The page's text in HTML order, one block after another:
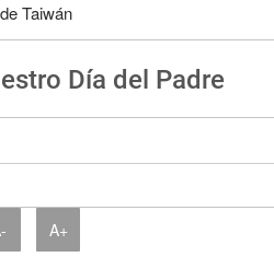
Taiwán
Día del Padre
A+